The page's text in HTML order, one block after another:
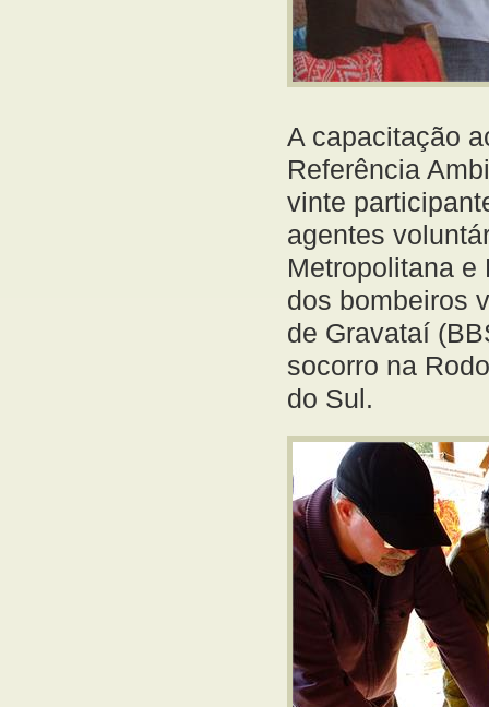
A capacitação
Referência
vinte
agentes
Metropolitana e
dos bombeiros
de Gravataí
socorro na
do Sul.